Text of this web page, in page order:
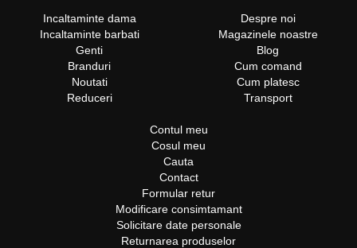
Incaltaminte dama
Incaltaminte barbati
Genti
Branduri
Noutati
Reduceri
Despre noi
Magazinele noastre
Blog
Cum comand
Cum platesc
Transport
Contul meu
Cosul meu
Cauta
Contact
Formular retur
Modificare consimtamant
Solicitare date personale
Returnarea produselor